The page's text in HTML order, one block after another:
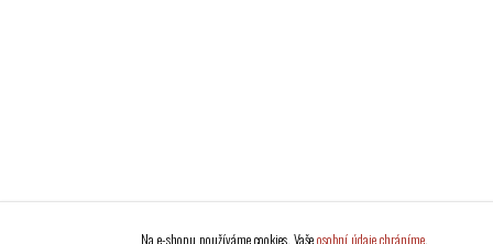
Na e-shopu používáme cookies. Vašeosobní údaje chráníme.